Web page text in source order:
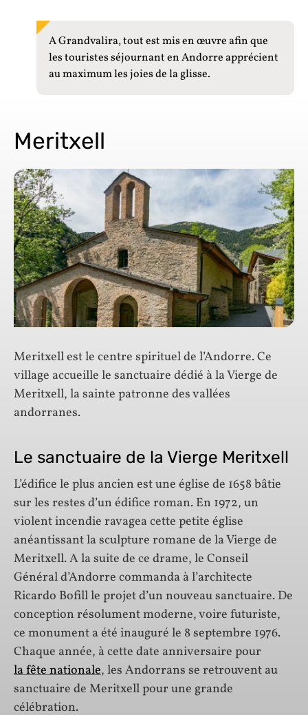
A Grandvalira, tout est mis en œuvre afin que
les touristes séjournant en Andorre apprécient
au maximum les joies de la glisse.
Meritxell
Meritxell est le centre spirituel de l’Andorre. Ce
village accueille le sanctuaire dédié à la Vierge de
Meritxell, la sainte patronne des vallées
andorranes.
Le sanctuaire de la Vierge Meritxell
L’édifice le plus ancien est une église de 1658 bâtie
sur les restes d’un édifice roman. En 1972, un
violent incendie ravagea cette petite église
anéantissant la sculpture romane de la Vierge de
Meritxell. A la suite de ce drame, le Conseil
Général d’Andorre commanda à l’architecte
Ricardo Bofill le projet d’un nouveau sanctuaire. De
conception résolument moderne, voire futuriste,
ce monument a été inauguré le 8 septembre 1976.
Chaque année, à cette date anniversaire pour
la fête nationale, les Andorrans se retrouvent au
sanctuaire de Meritxell pour une grande
célébration.